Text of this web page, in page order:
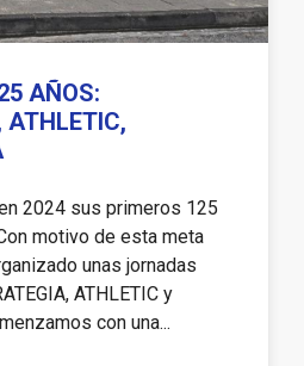
AÑOS:
ATHLETIC,
2024 sus primeros 125
motivo de esta meta
unas jornadas
ATHLETIC y
con una...